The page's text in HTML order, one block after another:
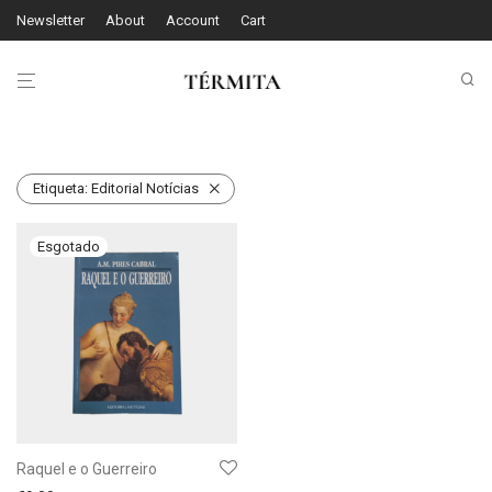
Newsletter About Account Cart
Etiqueta: Editorial Notícias
Raquel e o Guerreiro